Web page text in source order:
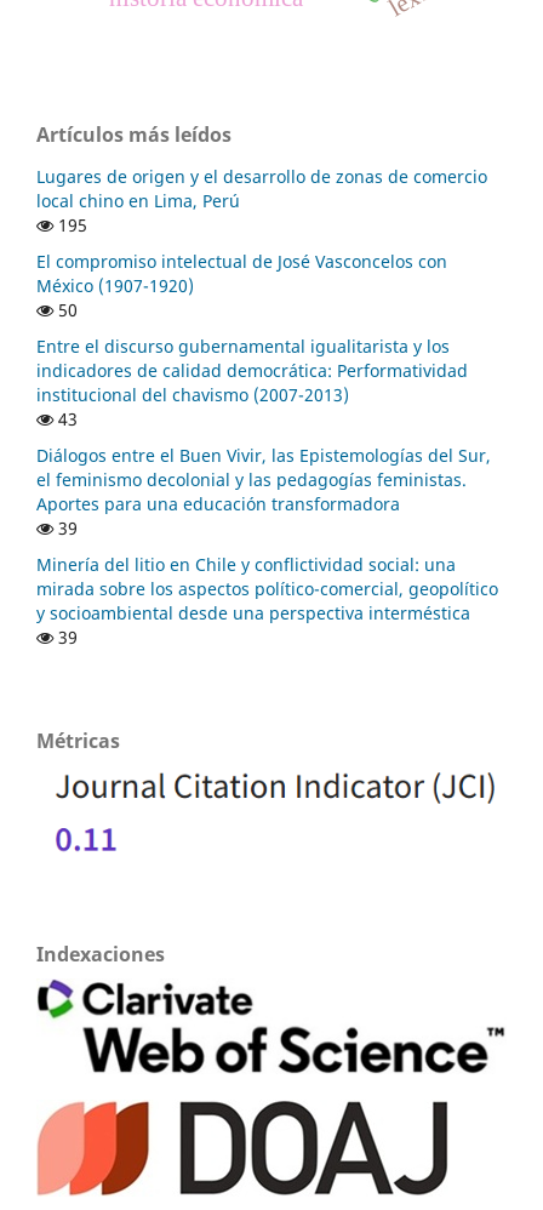
Artículos más leídos
Lugares de origen y el desarrollo de zonas de comercio
local chino en Lima, Perú
195
El compromiso intelectual de José Vasconcelos con
México (1907-1920)
50
Entre el discurso gubernamental igualitarista y los
indicadores de calidad democrática: Performatividad
institucional del chavismo (2007-2013)
43
Diálogos entre el Buen Vivir, las Epistemologías del Sur,
el feminismo decolonial y las pedagogías feministas.
Aportes para una educación transformadora
39
Minería del litio en Chile y conflictividad social: una
mirada sobre los aspectos político-comercial, geopolítico
y socioambiental desde una perspectiva interméstica
39
Métricas
Indexaciones